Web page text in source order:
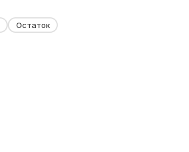
Остаток